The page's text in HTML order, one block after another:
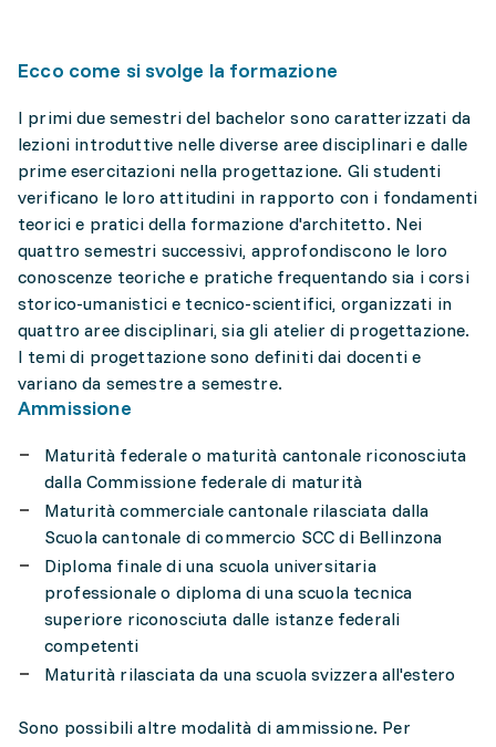
Ecco come si svolge la formazione
I primi due semestri del bachelor sono caratterizzati da
lezioni introduttive nelle diverse aree disciplinari e dalle
prime esercitazioni nella progettazione. Gli studenti
verificano le loro attitudini in rapporto con i fondamenti
teorici e pratici della formazione d'architetto. Nei
quattro semestri successivi, approfondiscono le loro
conoscenze teoriche e pratiche frequentando sia i corsi
storico-umanistici e tecnico-scientifici, organizzati in
quattro aree disciplinari, sia gli atelier di progettazione.
I temi di progettazione sono definiti dai docenti e
variano da semestre a semestre.
Ammissione
Maturità federale o maturità cantonale riconosciuta
dalla Commissione federale di maturità
Maturità commerciale cantonale rilasciata dalla
Scuola cantonale di commercio SCC di Bellinzona
Diploma finale di una scuola universitaria
professionale o diploma di una scuola tecnica
superiore riconosciuta dalle istanze federali
competenti
Maturità rilasciata da una scuola svizzera all'estero
Sono possibili altre modalità di ammissione. Per